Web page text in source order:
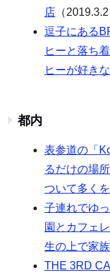
店 （2019.3.2
逗子にある
ヒーと落ち
ヒーが好き
都内
表参道の「
るだけの場
ついて多く
子連れでゆ
園とカフェ
生の上で家
THE 3RD